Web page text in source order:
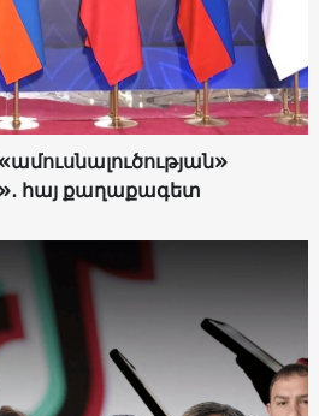
հայ քաղաքագետ